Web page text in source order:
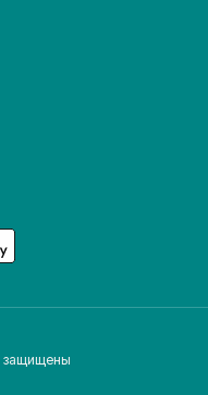
защищены